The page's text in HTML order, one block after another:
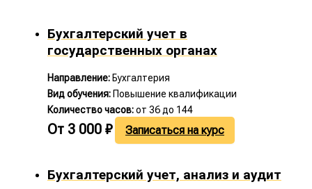
Бухгалтерский учет в
государственных органах
Направление: Бухгалтерия
Вид обучения: Повышение квалификации
Количество часов:от 36 до 144
От 3 000 ₽ Записаться на курс
Бухгалтерский учет, анализ и аудит